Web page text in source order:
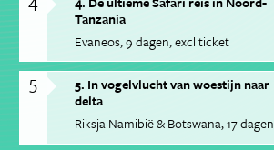
Tanzania
Evaneos 9 dagen excl ticket
5
5. In vogelvlucht van woestijn naar
delta
Riksja Namibië & Botswana 17 dagen